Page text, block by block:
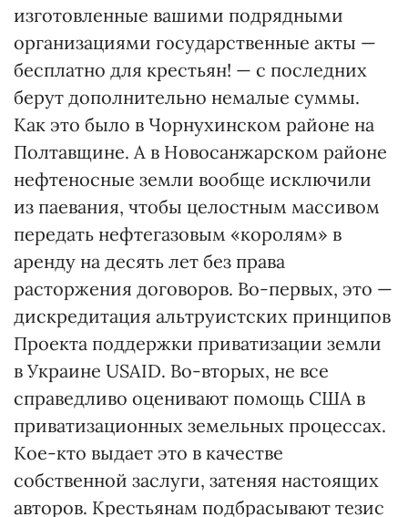
изготовленные вашими подрядными
организациями государственные акты —
бесплатно для крестьян! — с последних
берут дополнительно немалые суммы.
Как это было в Чорнухинском районе на
Полтавщине. А в Новосанжарском районе
нефтеносные земли вообще исключили
из паевания, чтобы целостным массивом
передать нефтегазовым «королям» в
аренду на десять лет без права
расторжения договоров. Во-первых, это —
дискредитация альтруистских принципов
Проекта поддержки приватизации земли
в Украине USAID. Во-вторых, не все
справедливо оценивают помощь США в
приватизационных земельных процессах.
Кое-кто выдает это в качестве
собственной заслуги, затеняя настоящих
авторов. Крестьянам подбрасывают тезис